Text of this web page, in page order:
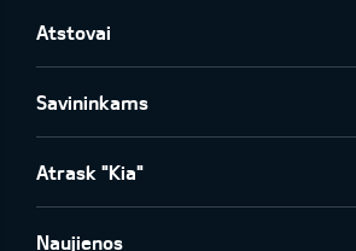
Atstovai
Savininkams
Atrask "Kia"
Naujienos